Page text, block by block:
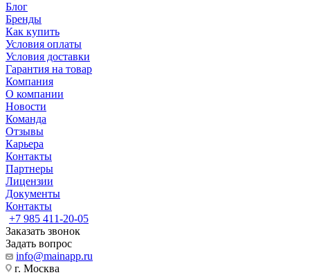
Блог
Бренды
Как купить
Условия оплаты
Условия доставки
Гарантия на товар
Компания
О компании
Новости
Команда
Отзывы
Карьера
Контакты
Партнеры
Лицензии
Документы
Контакты
+7 985 411-20-05
Заказать звонок
Задать вопрос
info@mainapp.ru
г. Москва